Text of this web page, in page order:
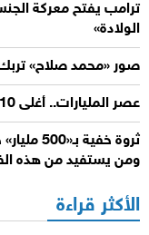
ترامب يفتح معركة
الولادة»
صور «محمد صلاح»
عصر المليارات.. أغلى 10 صفقات بتاريخ «كرة القدم الإفريقية»
ثروة
ومن يستفيد من هذه
الأكثر قراءة